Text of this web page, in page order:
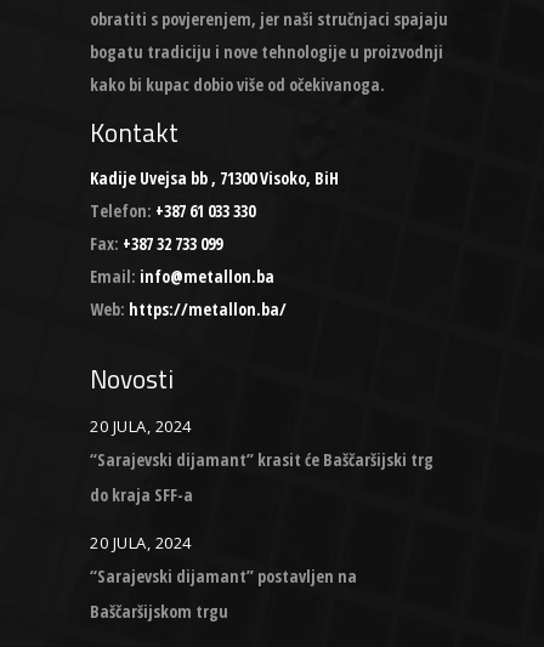
obratiti s povjerenjem, jer naši stručnjaci spajaju
bogatu tradiciju i nove tehnologije u proizvodnji
kako bi kupac dobio više od očekivanoga.
Kontakt
Kadije Uvejsa bb , 71300 Visoko, BiH
Telefon: +387 61 033 330
Fax: +387 32 733 099
Email: info@metallon.ba
Web: https://metallon.ba/
Novosti
20 JULA, 2024
“Sarajevski dijamant” krasit će Baščaršijski trg
do kraja SFF-a
20 JULA, 2024
“Sarajevski dijamant” postavljen na
Baščaršijskom trgu